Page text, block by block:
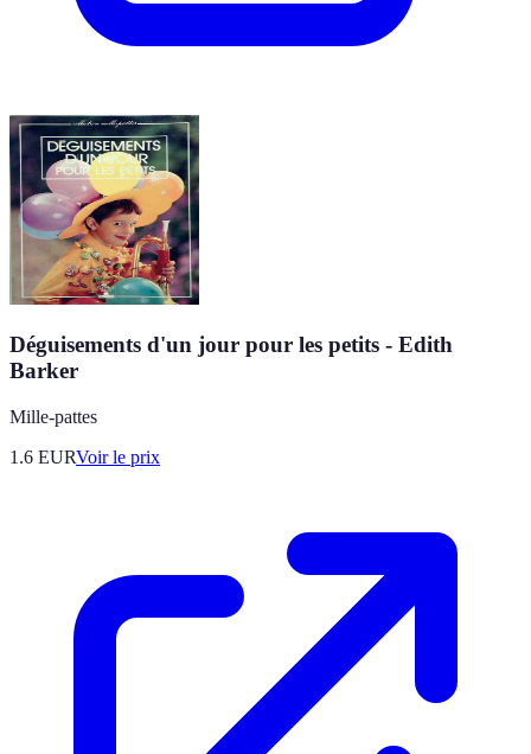
Déguisements d'un jour pour les petits - Edith
Barker
Mille-pattes
1.6 EURVoir le prix